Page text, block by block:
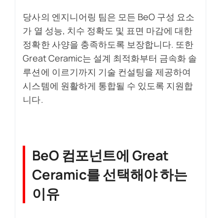
당사의 엔지니어링 팀은 모든 BeO 구성 요소
가 열 성능, 치수 정확도 및 표면 마감에 대한
정확한 사양을 충족하도록 보장합니다. 또한
Great Ceramic는 설계 최적화부터 금속화 솔
루션에 이르기까지 기술 컨설팅을 제공하여
시스템에 원활하게 통합될 수 있도록 지원합
니다.
BeO 컴포넌트에 Great
Ceramic를 선택해야 하는
이유